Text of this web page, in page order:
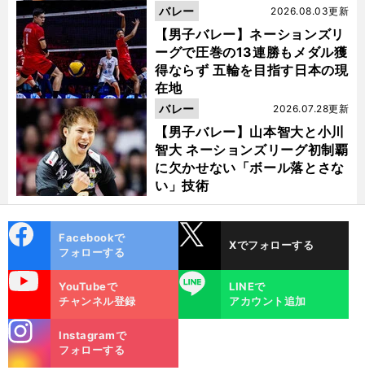
【男子バレー】ネーションズリ
ーグで圧巻の13連勝もメダル獲
得ならず 五輪を目指す日本の現
在地
2026.08.03更新
バレー
【男子バレー】山本智大と小川
智大 ネーションズリーグ初制覇
に欠かせない「ボール落とさな
い」技術
2026.07.28更新
バレー
ok
Facebookで
フォローする
Xでフォローする
YouTubeで
チャンネル登録
LINE
LINEで
アカウント追加
m
Instagramで
フォローする